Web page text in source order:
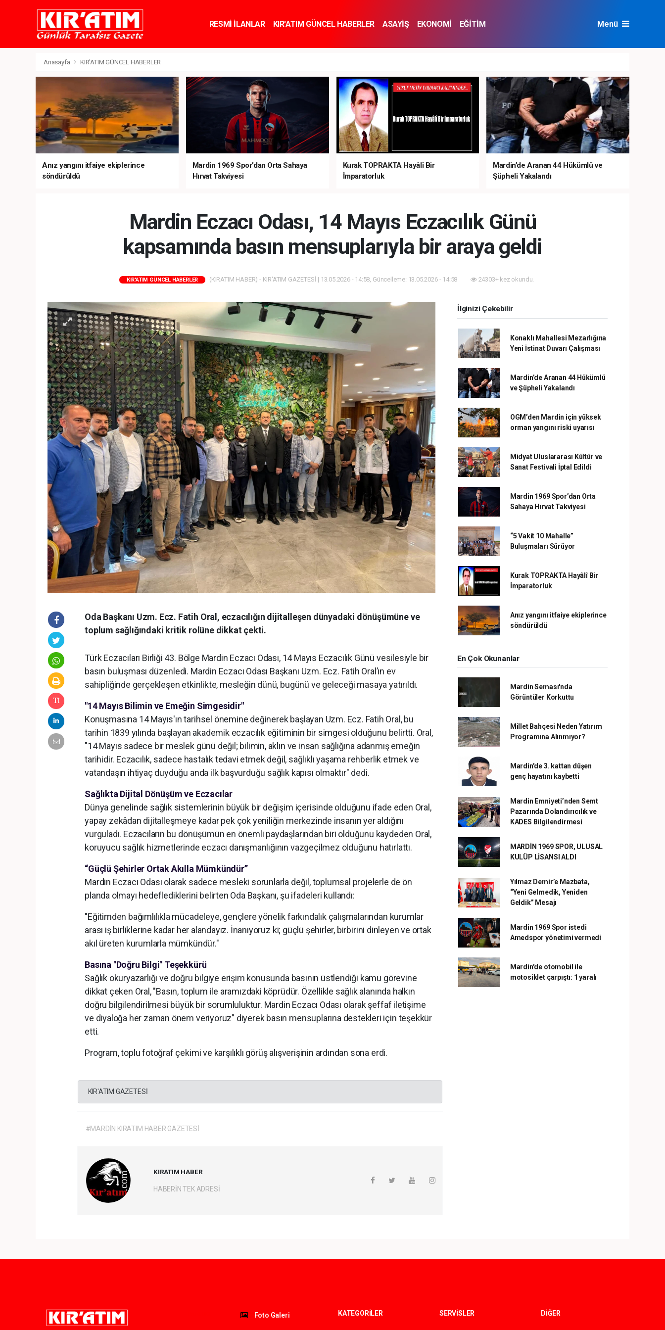
RESMİ İLANLAR KIR'ATIM GÜNCEL HABERLER ASAYİŞ EKONOMİ
EĞİTİM
Menü
Anasayfa KIR'ATIM GÜNCEL HABERLER
Anız yangını itfaiye ekiplerince
söndürüldü
Mardin 1969 Spor’dan Orta Sahaya
Hırvat Takviyesi
Kurak TOPRAKTA Hayâlî Bir
İmparatorluk
Mardin’de Aranan 44 Hükümlü ve
Şüpheli Yakalandı
Mardin Eczacı Odası, 14 Mayıs Eczacılık Günü
kapsamında basın mensuplarıyla bir araya geldi
KIR'ATIM GÜNCEL HABERLER (KIRATIM HABER) - KIR'ATIM GAZETESİ | 13.05.2026 - 14:58, Güncelleme: 13.05.2026 - 14:58 24303+ kez okundu.
Oda Başkanı Uzm. Ecz. Fatih Oral, eczacılığın dijitalleşen dünyadaki dönüşümüne ve
toplum sağlığındaki kritik rolüne dikkat çekti.
Türk Eczacıları Birliği 43. Bölge Mardin Eczacı Odası, 14 Mayıs Eczacılık Günü vesilesiyle bir
basın buluşması düzenledi. Mardin Eczacı Odası Başkanı Uzm. Ecz. Fatih Oral’ın ev
sahipliğinde gerçekleşen etkinlikte, mesleğin dünü, bugünü ve geleceği masaya yatırıldı.
"14 Mayıs Bilimin ve Emeğin Simgesidir"
Konuşmasına 14 Mayıs'ın tarihsel önemine değinerek başlayan Uzm. Ecz. Fatih Oral, bu
tarihin 1839 yılında başlayan akademik eczacılık eğitiminin bir simgesi olduğunu belirtti. Oral,
"14 Mayıs sadece bir meslek günü değil; bilimin, aklın ve insan sağlığına adanmış emeğin
tarihidir. Eczacılık, sadece hastalık tedavi etmek değil, sağlıklı yaşama rehberlik etmek ve
vatandaşın ihtiyaç duyduğu anda ilk başvurduğu sağlık kapısı olmaktır" dedi.
Sağlıkta Dijital Dönüşüm ve Eczacılar
Dünya genelinde sağlık sistemlerinin büyük bir değişim içerisinde olduğunu ifade eden Oral,
yapay zekâdan dijitalleşmeye kadar pek çok yeniliğin merkezinde insanın yer aldığını
vurguladı. Eczacıların bu dönüşümün en önemli paydaşlarından biri olduğunu kaydeden Oral,
koruyucu sağlık hizmetlerinde eczacı danışmanlığının vazgeçilmez olduğunu hatırlattı.
“Güçlü Şehirler Ortak Akılla Mümkündür”
Mardin Eczacı Odası olarak sadece mesleki sorunlarla değil, toplumsal projelerle de ön
planda olmayı hedeflediklerini belirten Oda Başkanı, şu ifadeleri kullandı:
"Eğitimden bağımlılıkla mücadeleye, gençlere yönelik farkındalık çalışmalarından kurumlar
arası iş birliklerine kadar her alandayız. İnanıyoruz ki; güçlü şehirler, birbirini dinleyen ve ortak
akıl üreten kurumlarla mümkündür."
Basına "Doğru Bilgi" Teşekkürü
Sağlık okuryazarlığı ve doğru bilgiye erişim konusunda basının üstlendiği kamu görevine
dikkat çeken Oral, "Basın, toplum ile aramızdaki köprüdür. Özellikle sağlık alanında halkın
doğru bilgilendirilmesi büyük bir sorumluluktur. Mardin Eczacı Odası olarak şeffaf iletişime
ve diyaloğa her zaman önem veriyoruz" diyerek basın mensuplarına destekleri için teşekkür
etti.
Program, toplu fotoğraf çekimi ve karşılıklı görüş alışverişinin ardından sona erdi.
KIR'ATIM GAZETESİ
#MARDİN KIRATIM HABER GAZETESİ
KIRATIM HABER
HABERİN TEK ADRESİ
İlginizi Çekebilir
Konaklı Mahallesi Mezarlığına
Yeni İstinat Duvarı Çalışması
Mardin’de Aranan 44 Hükümlü
ve Şüpheli Yakalandı
OGM’den Mardin için yüksek
orman yangını riski uyarısı
Midyat Uluslararası Kültür ve
Sanat Festivali İptal Edildi
Mardin 1969 Spor’dan Orta
Sahaya Hırvat Takviyesi
“5 Vakit 10 Mahalle”
Buluşmaları Sürüyor
Kurak TOPRAKTA Hayâlî Bir
İmparatorluk
Anız yangını itfaiye ekiplerince
söndürüldü
En Çok Okunanlar
Mardin Seması'nda
Görüntüler Korkuttu
Millet Bahçesi Neden Yatırım
Programına Alınmıyor?
Mardin'de 3. kattan düşen
genç hayatını kaybetti
Mardin Emniyeti’nden Semt
Pazarında Dolandırıcılık ve
KADES Bilgilendirmesi
MARDİN 1969 SPOR, ULUSAL
KULÜP LİSANSI ALDI
Yılmaz Demir’e Mazbata,
“Yeni Gelmedik, Yeniden
Geldik” Mesajı
Mardin 1969 Spor istedi
Amedspor yönetimi vermedi
Mardin'de otomobil ile
motosiklet çarpıştı: 1 yaralı
Foto Galeri KATEGORİLER SERVİSLER DİĞER